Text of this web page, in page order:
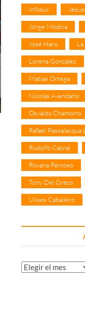
Infosur
Jorge Módica
José Haro
Lorena González
Matías Ortega
Nicolás Avendaño
Osvaldo Chamorro
Rafael Passalacqua
Rodolfo Cabral
Roxana Reinoso
Tony Del Greco
Ulises Caballero
Archivos